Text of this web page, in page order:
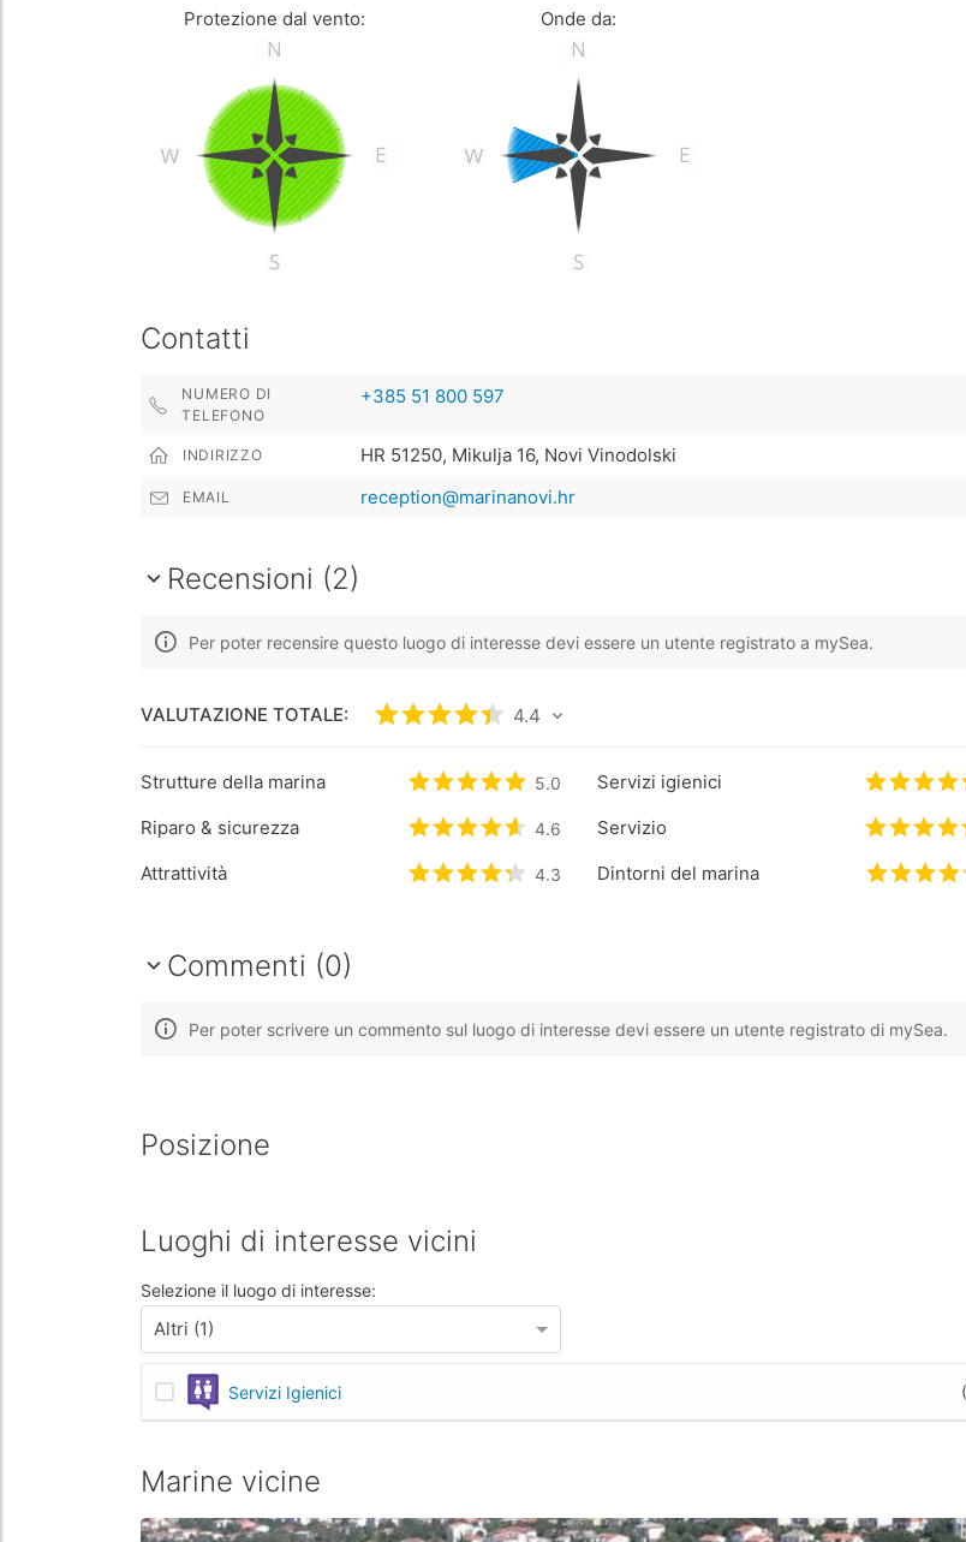
Protezione dal vento: Onde da:
Contatti
NUMERO DI
TELEFONO
+385 51 800 597
INDIRIZZO HR 51250, Mikulja 16, Novi Vinodolski
EMAIL reception@marinanovi.hr
Recensioni (2)
Per poter recensire questo luogo di interesse devi essere un utente registrato a mySea.
VALUTAZIONE TOTALE: Valutato4.4/5 basata su
4.4
Strutture della marina Valutato5/5 basata su0recensioni dei clienti
5.0 Servizi igienici Valutato
Riparo & sicurezza Valutato4.6/5 basata su recensioni dei clienti
4.6 Servizio Valutato
Attrattività Valutato4.3/5 basata su0recensioni dei clienti
4.3 Dintorni del marina Valutato
Commenti (0)
Per poter scrivere un commento sul luogo di interesse devi essere un utente registrato di mySea.
Posizione
Luoghi di interesse vicini
Selezione il luogo di interesse:
Altri (1)
Servizi Igienici
Marine vicine